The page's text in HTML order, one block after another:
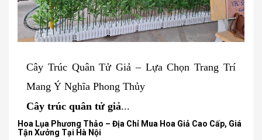
Cây Trúc Quân Tử Giả – Lựa Chọn Trang Trí
Mang Ý Nghĩa Phong Thủy
Cây trúc quân tử giả...
Hoa Lụa Phương Thảo – Địa Chỉ Mua Hoa Giả Cao Cấp, Giá
Tận Xưởng Tại Hà Nội